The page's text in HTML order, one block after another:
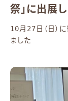
祭」に出展
10月27日（日）
ました